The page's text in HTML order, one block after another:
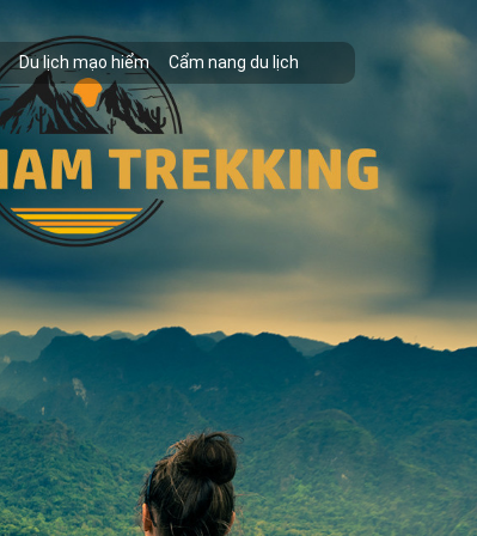
Du lịch mạo hiểm Cẩm nang du lịch